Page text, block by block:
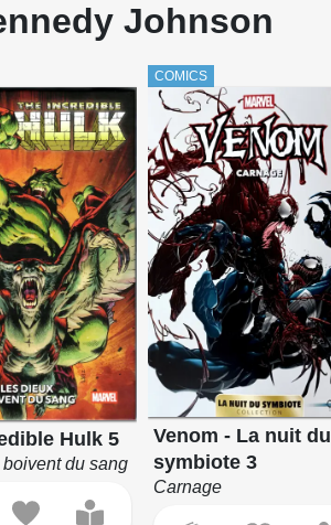
Johnson
Hulk 5
du sang
COMICS
Venom - La nuit du
symbiote 3
Carnage